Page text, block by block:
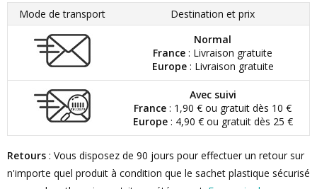
Mode de transport
Destination et prix
Normal
France : Livraison gratuite
Europe: Livraison gratuite
Avec suivi
France : 1,90 € ou gratuit dès 10 €
Europe: 4,90 € ou gratuit dès 25 €
Retours : Vous disposez de 90 jours pour effectuer un retour sur
n'importe quel produit à condition que le sachet plastique sécurisé